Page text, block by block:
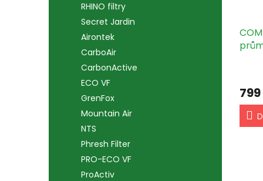
RHINO filtry
Secret Jardin
Airontek
CarboAir
CarbonActive
ECO VF
GrenFox
Mountain Air
NTS
Phresh Filter
PRO-ECO VF
ProActiv